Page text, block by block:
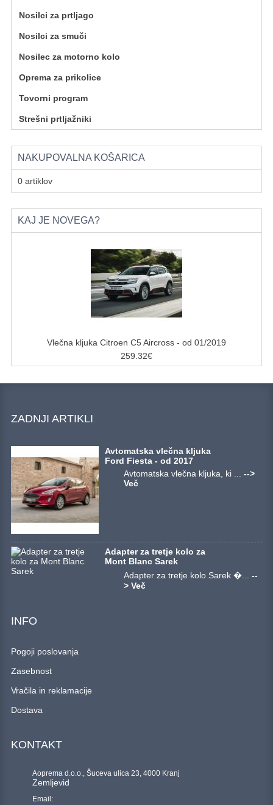
Nosilci za prtljago
Nosilci za smuči
Nosilec za motorno kolo
Oprema za prikolice
Tovorni program
Strešni prtljažniki
NAKUPOVALNA KOŠARICA
0 artiklov
KAJ JE NOVEGA?
Vlečna kljuka Citroen C5 Aircross - od 01/2019
259.32€
ZADNJI ARTIKLI
Avtomatska vlečna kljuka
Ford Fiesta - od 2017
Avtomatska vlečna kljuka, ki ...-->
Več
Adapter za tretje kolo za
Mont Blanc Sarek
Adapter za tretje kolo Sarek �...--
> Več
INFO
Pogoji poslovanja
Zasebnost
Vračila in reklamacije
Dostava
KONTAKT
Aoprema d.o.o., Šuceva ulica 23, 4000 Kranj
Zemljevid
Email: